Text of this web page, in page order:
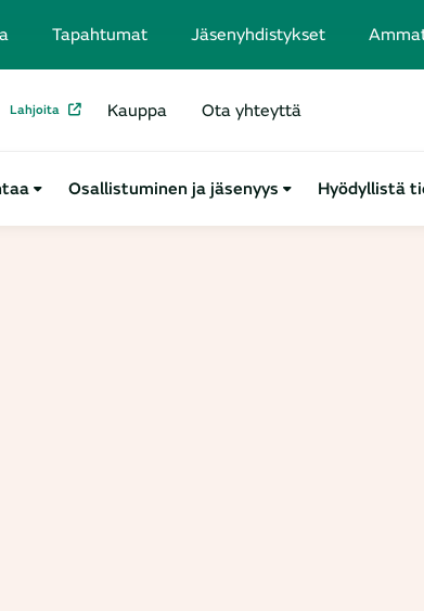
Tapahtumat Jäsenyhdistykset
Lahjoita Kauppa Ota yhteyttä
Osallistuminen ja jäsenyys Hyödyllistä